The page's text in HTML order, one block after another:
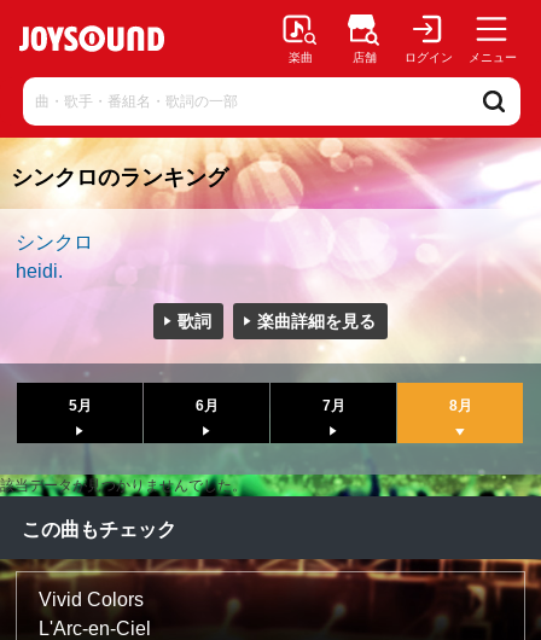
楽曲 店舗 ログイン メニュー
シンクロのランキング
シンクロ
heidi.
歌詞 楽曲詳細を見る
5月 6月 7月 8月
該当データが見つかりませんでした。
この曲もチェック
Vivid Colors
L'Arc-en-Ciel